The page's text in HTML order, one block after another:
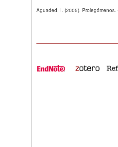
Aguaded, I. (2005). Prolegómenos.